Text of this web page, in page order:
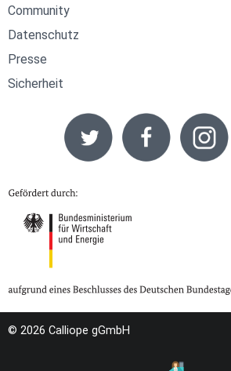
Community
Datenschutz
Presse
Sicherheit
© 2026 Calliope gGmbH